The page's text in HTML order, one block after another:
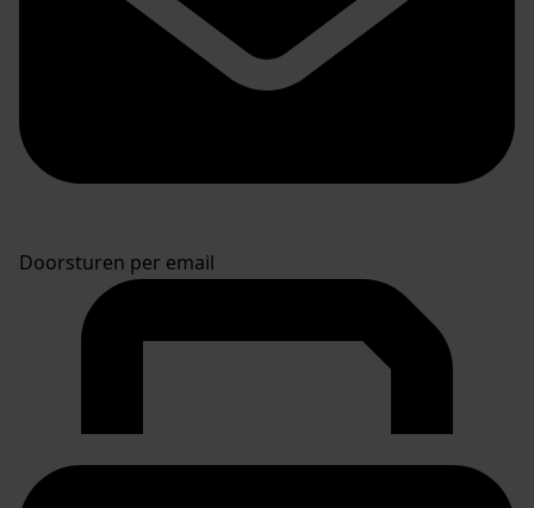
Doorsturen per email